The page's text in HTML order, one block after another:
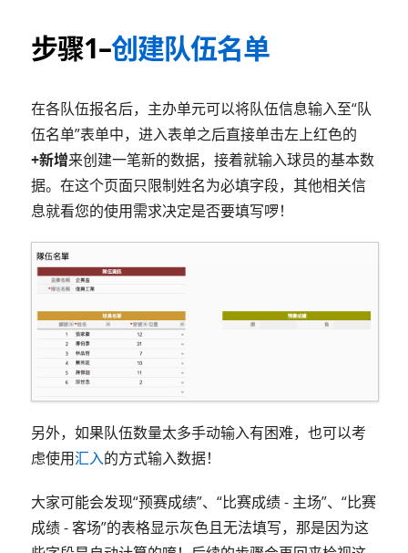
步骤1–创建队伍名单
在各队伍报名后，主办单元可以将队伍信息输入至“队
伍名单”表单中，进入表单之后直接单击左上红色的
+新增来创建一笔新的数据，接着就输入球员的基本数
据。在这个页面只限制姓名为必填字段，其他相关信
息就看您的使用需求决定是否要填写啰！
另外，如果队伍数量太多手动输入有困难，也可以考
虑使用汇入的方式输入数据！
大家可能会发现“预赛成绩”、“比赛成绩 - 主场”、“比赛
成绩 - 客场”的表格显示灰色且无法填写，那是因为这